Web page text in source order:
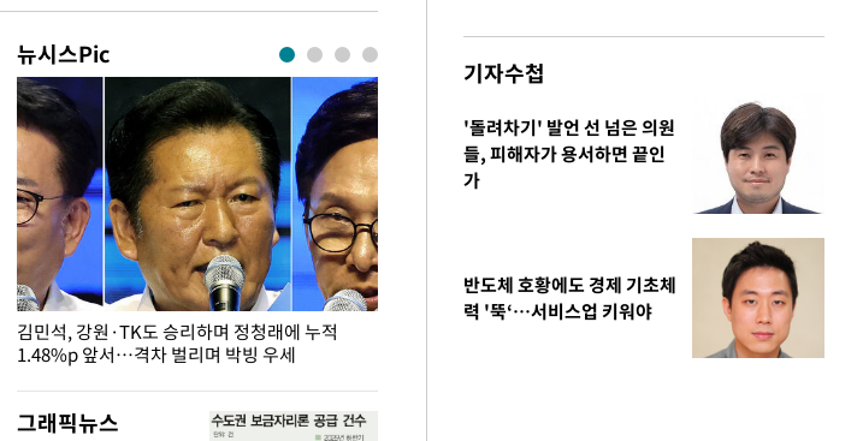
뉴시스Pic
김민석, 강원·TK도 승리하며 정청래에 누적
1.48%p 앞서…격차 벌리며 박빙 우세
용산·강남·서초 유휴부지까지…세제 이은 '영끌'폭염 속 주말 풍
그래픽뉴스
기자수첩
'돌려차기' 발언 선 넘은 의원
들, 피해자가 용서하면 끝인
가
반도체 호황에도 경제 기초체
력 '뚝‘…서비스업 키워야